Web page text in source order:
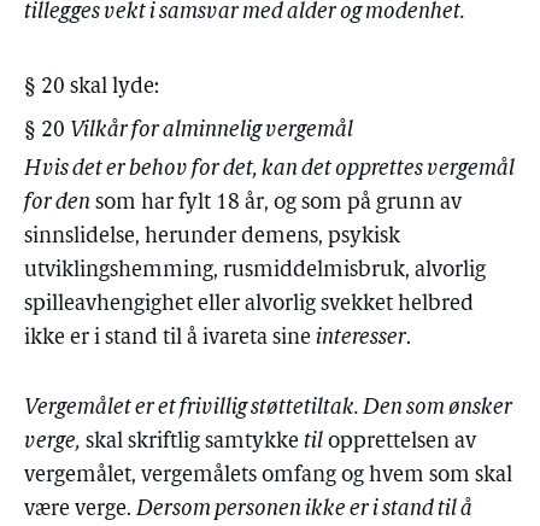
tillegges vekt i samsvar med alder og modenhet.
§ 20 skal lyde:
§ 20 Vilkår for alminnelig vergemål
Hvis det er behov for det, kan det opprettes vergemål
for den som har fylt 18 år, og som på grunn av
sinnslidelse, herunder demens, psykisk
utviklingshemming, rusmiddelmisbruk, alvorlig
spilleavhengighet eller alvorlig svekket helbred
ikke er i stand til å ivareta sine interesser.
Vergemålet er et frivillig støttetiltak. Den som ønsker
verge, skal skriftlig samtykke til opprettelsen av
vergemålet, vergemålets omfang og hvem som skal
være verge. Dersom personen ikke er i stand til å